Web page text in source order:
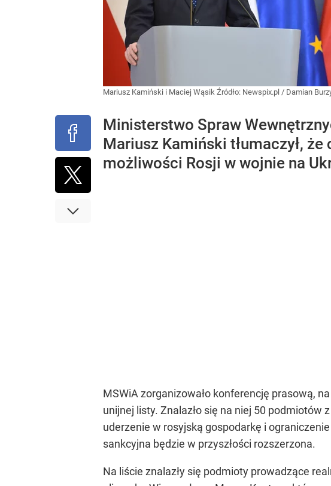
Mariusz Kamiński i Maciej Wąsik Źródło: Newspix.pl / Damian
Ministerstwo Spraw
Mariusz Kamiński tłumaczył,
możliwości Rosji w wojnie na
MSWiA zorganizowało konferencję prasową,
unijnej listy. Znalazło się na niej 50 podmiotów
uderzenie w rosyjską gospodarkę i
sankcyjna będzie w przyszłości rozszerzona.
Na liście znalazły się podmioty prowadzące